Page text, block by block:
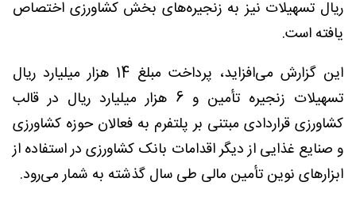
ریال تسهیلات نیز به زنجیره‌های بخش کشاورزی اختصاص
یافته است.
این گزارش می‌افزاید، پرداخت مبلغ 14 هزار میلیارد ریال
تسهیلات زنجیره تأمین و 6 هزار میلیارد ریال در قالب
کشاورزی قراردادی مبتنی بر پلتفرم به فعالان حوزه کشاورزی
و صنایع غذایی از دیگر اقدامات بانک کشاورزی در استفاده از
ابزارهای نوین تأمین مالی طی سال گذشته به شمار می‌رود.